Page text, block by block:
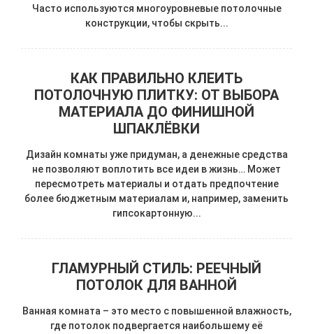
Часто используются многоуровневые потолочные
конструкции, чтобы скрыть...
КАК ПРАВИЛЬНО КЛЕИТЬ
ПОТОЛОЧНУЮ ПЛИТКУ: ОТ ВЫБОРА
МАТЕРИАЛА ДО ФИНИШНОЙ
ШПАКЛЁВКИ
Дизайн комнаты уже придуман, а денежные средства
не позволяют воплотить все идеи в жизнь… Может
пересмотреть материалы и отдать предпочтение
более бюджетным материалам и, например, заменить
гипсокартонную...
ГЛАМУРНЫЙ СТИЛЬ: РЕЕЧНЫЙ
ПОТОЛОК ДЛЯ ВАННОЙ
Ванная комната – это место с повышенной влажность,
где потолок подвергается наибольшему её